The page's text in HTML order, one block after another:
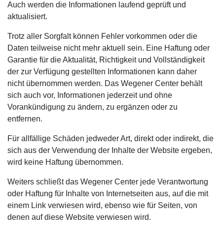
Auch werden die Informationen laufend geprüft und
aktualisiert.
Trotz aller Sorgfalt können Fehler vorkommen oder die
Daten teilweise nicht mehr aktuell sein. Eine Haftung oder
Garantie für die Aktualität, Richtigkeit und Vollständigkeit
der zur Verfügung gestellten Informationen kann daher
nicht übernommen werden. Das Wegener Center behält
sich auch vor, Informationen jederzeit und ohne
Vorankündigung zu ändern, zu ergänzen oder zu
entfernen.
Für allfällige Schäden jedweder Art, direkt oder indirekt, die
sich aus der Verwendung der Inhalte der Website ergeben,
wird keine Haftung übernommen.
Weiters schließt das Wegener Center jede Verantwortung
oder Haftung für Inhalte von Internetseiten aus, auf die mit
einem Link verwiesen wird, ebenso wie für Seiten, von
denen auf diese Website verwiesen wird.